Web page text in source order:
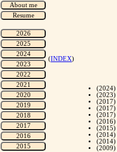
(INDEX)
(2024)
(2023)
(2017)
(2017)
(2017)
(2016)
(2015)
(2014)
(2014)
(2009)